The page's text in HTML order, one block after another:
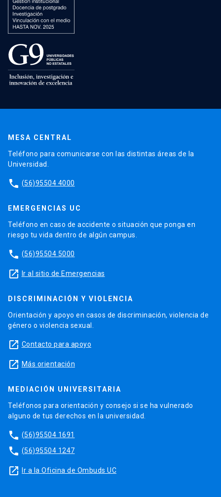
MESA CENTRAL
Teléfono para comunicarse con las distintas áreas de la
Universidad.
phone (56)95504 4000
EMERGENCIAS UC
Teléfono en caso de accidente o situación que ponga en
riesgo tu vida dentro de algún campus.
phone (56)95504 5000
launch Ir al sitio de Emergencias
DISCRIMINACIÓN Y VIOLENCIA
Orientación y apoyo en casos de discriminación, violencia de
género o violencia sexual.
launch Contacto para apoyo
launch Más orientación
MEDIACIÓN UNIVERSITARIA
Teléfonos para orientación y consejo si se ha vulnerado
alguno de tus derechos en la universidad.
phone (56)95504 1691
phone (56)95504 1247
launch Ir a la Oficina de Ombuds UC